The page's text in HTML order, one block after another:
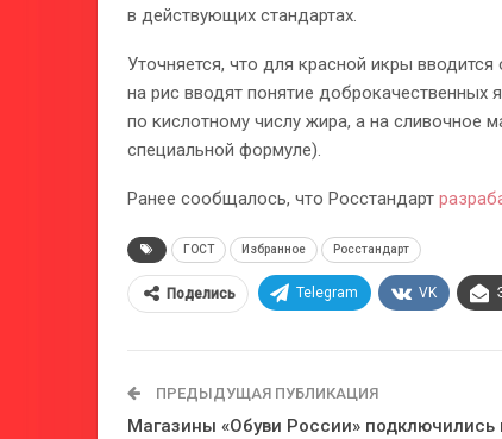
в действующих стандартах.
Уточняется, что для красной икры
на рис вводят понятие доброкачественных
по кислотному числу жира, а на сливочное
специальной формуле).
Ранее сообщалось, что Росстандарт
ГОСТ Избранное Росстандарт
Поделись Telegram VK
ПРЕДЫДУЩАЯ ПУБЛИКАЦИЯ
Магазины «Обуви России» подключились